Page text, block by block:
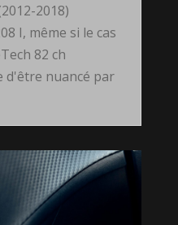
2018)
I, même si le cas
82 ch
d'être nuancé par